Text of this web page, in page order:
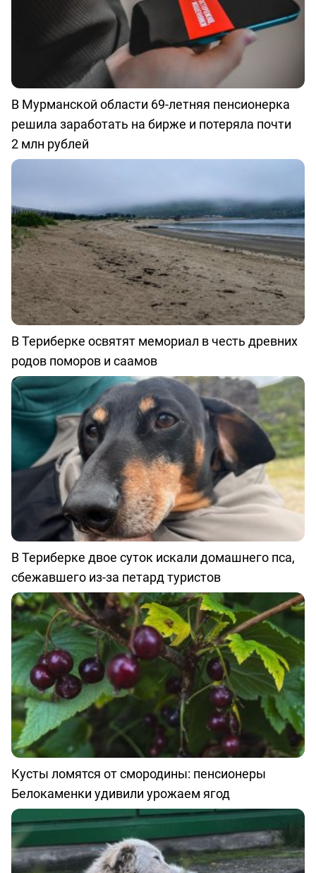
В Мурманской области 69-летняя пенсионерка
решила заработать на бирже и потеряла почти
2 млн рублей
В Териберке освятят мемориал в честь древних
родов поморов и саамов
В Териберке двое суток искали домашнего пса,
сбежавшего из-за петард туристов
Кусты ломятся от смородины: пенсионеры
Белокаменки удивили урожаем ягод